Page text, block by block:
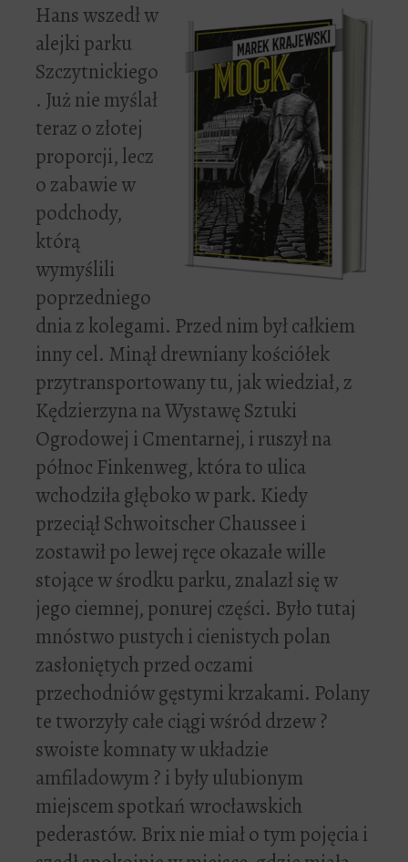
Hans wszedł w
alejki parku
Szczytnickiego
. Już nie myślał
teraz o złotej
proporcji, lecz
o zabawie w
podchody,
którą
wymyślili
poprzedniego
dnia z kolegami. Przed nim był całkiem
inny cel. Minął drewniany kościółek
przytransportowany tu, jak wiedział, z
Kędzierzyna na Wystawę Sztuki
Ogrodowej i Cmentarnej, i ruszył na
północ Finkenweg, która to ulica
wchodziła głęboko w park. Kiedy
przeciął Schwoitscher Chaussee i
zostawił po lewej ręce okazałe wille
stojące w środku parku, znalazł się w
jego ciemnej, ponurej części. Było tutaj
mnóstwo pustych i cienistych polan
zasłoniętych przed oczami
przechodniów gęstymi krzakami. Polany
te tworzyły całe ciągi wśród drzew ?
swoiste komnaty w układzie
amfiladowym ? i były ulubionym
miejscem spotkań wrocławskich
pederastów. Brix nie miał o tym pojęcia i